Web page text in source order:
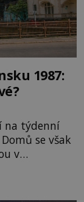
1987:
na týdenní
se však
jejich
slučují